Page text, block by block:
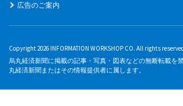
広告のご案内
Copyright 2026 INFORMATION WORKSHOP CO. All rights
烏丸経済新聞に掲載の記事・写真・図表などの無断転載を
丸経済新聞またはその情報提供者に属します。